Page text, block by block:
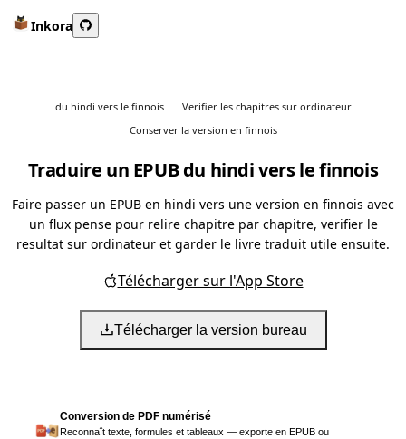
Inkora
du hindi vers le finnois
Verifier les chapitres sur ordinateur
Conserver la version en finnois
Traduire un EPUB du hindi vers le finnois
Faire passer un EPUB en hindi vers une version en finnois avec
un flux pense pour relire chapitre par chapitre, verifier le
resultat sur ordinateur et garder le livre traduit utile ensuite.
Télécharger sur l'App Store
Télécharger la version bureau
Conversion de PDF numérisé
Reconnaît texte, formules et tableaux — exporte en EPUB ou